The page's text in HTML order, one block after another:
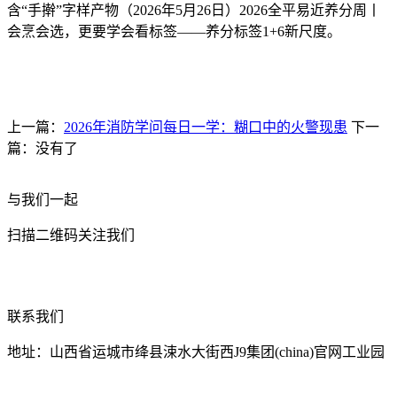
含“手擀”字样产物（2026年5月26日）2026全平易近养分周丨
会烹会选，更要学会看标签——养分标签1+6新尺度。
上一篇： 2026年消防学问每日一学：糊口中的火警现患 下一
篇：没有了
与我们一起
扫描二维码关注我们
联系我们
地址：山西省运城市绛县涑水大街西J9集团(china)官网工业园